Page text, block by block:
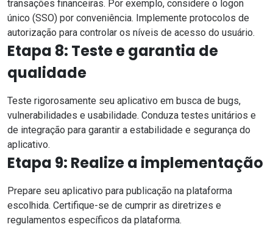
transações financeiras. Por exemplo, considere o logon
único (SSO) por conveniência. Implemente protocolos de
autorização para controlar os níveis de acesso do usuário.
Etapa 8: Teste e garantia de
qualidade
Teste rigorosamente seu aplicativo em busca de bugs,
vulnerabilidades e usabilidade. Conduza testes unitários e
de integração para garantir a estabilidade e segurança do
aplicativo.
Etapa 9: Realize a implementação
Prepare seu aplicativo para publicação na plataforma
escolhida. Certifique-se de cumprir as diretrizes e
regulamentos específicos da plataforma.